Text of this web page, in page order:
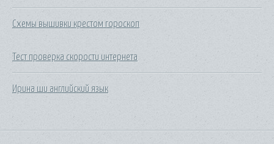
Схемы вышивки крестом гороскоп
Тест проверка скорости интернета
Ирина ши английский язык